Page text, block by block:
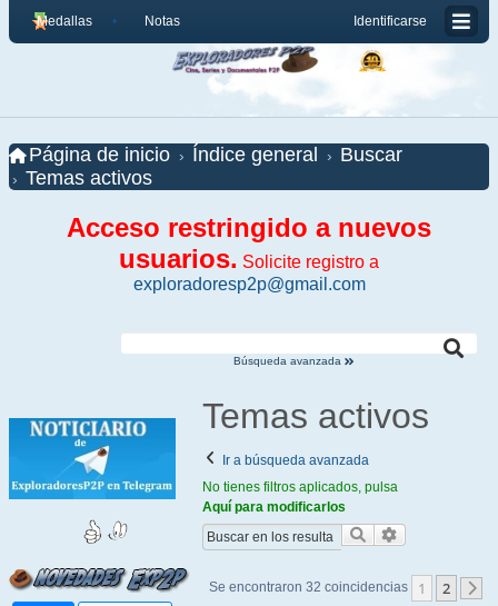
Identificarse
Medallas Notas
Página de inicio Índice general
Buscar
Temas activos
Acceso restringido a nuevos
usuarios. Solicite registro a
exploradoresp2p@gmail.com
Búsqueda avanzada
Temas activos
Ir a búsqueda avanzada
No tienes filtros aplicados, pulsa
Aquí para modificarlos
Buscar
Se encontraron 32 coincidencias 1 2